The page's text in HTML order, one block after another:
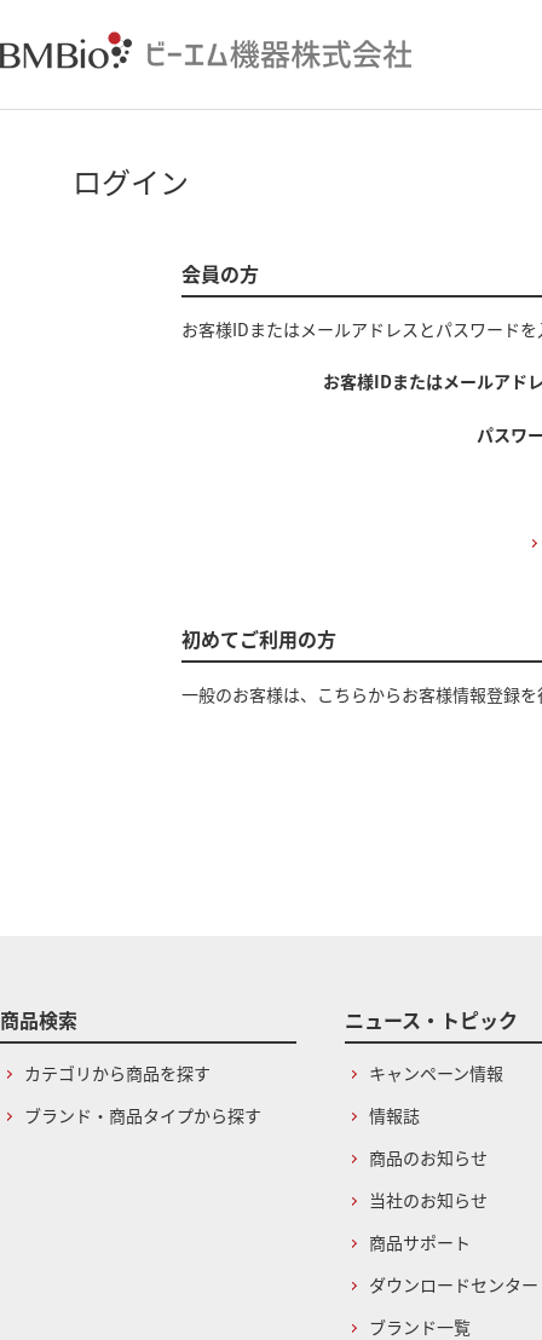
ログイン
会員の方
お客様IDまたはメールアドレス とパスワード
お客様IDまたはメールアド
パスワ
初めてご利用の方
一般のお客様は、こちらからお客様情報登録
商品検索
カテゴリから商品を探す
ブランド・商品タイプから探す
ニュース・トピック
キャンペーン情報
情報誌
商品のお知らせ
当社のお知らせ
商品サポート
ダウンロードセンター
ブランド一覧